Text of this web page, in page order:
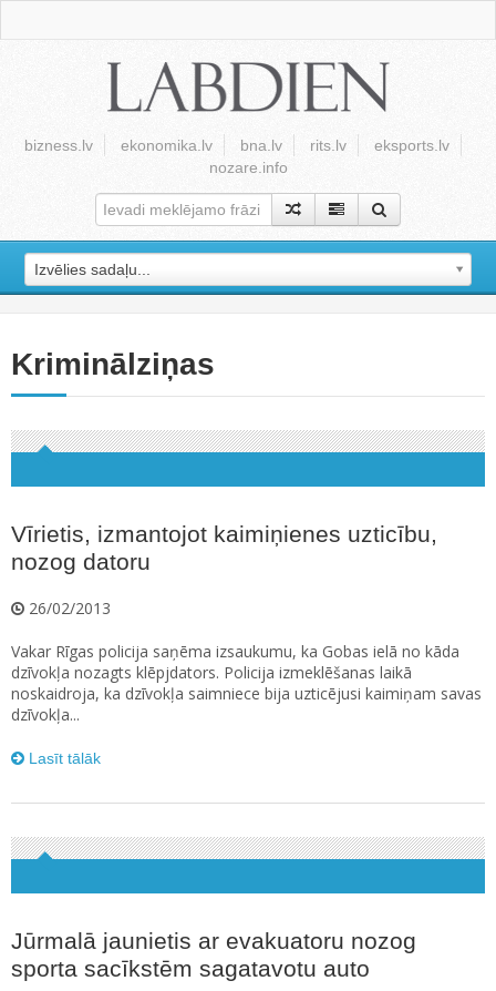
bizness.lv ekonomika.lv bna.lv rits.lv
eksports.lv
nozare.info
Izvēlies sadaļu...
Kriminālziņas
Vīrietis, izmantojot kaimiņienes uzticību,
nozog datoru
26/02/2013
Vakar Rīgas policija saņēma izsaukumu, ka Gobas ielā no kāda
dzīvokļa nozagts klēpjdators. Policija izmeklēšanas laikā
noskaidroja, ka dzīvokļa saimniece bija uzticējusi kaimiņam savas
dzīvokļa...
Lasīt tālāk
Jūrmalā jaunietis ar evakuatoru nozog
sporta sacīkstēm sagatavotu auto